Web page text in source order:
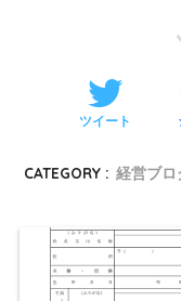
ツイート
CATEGORY : 経営ブロ